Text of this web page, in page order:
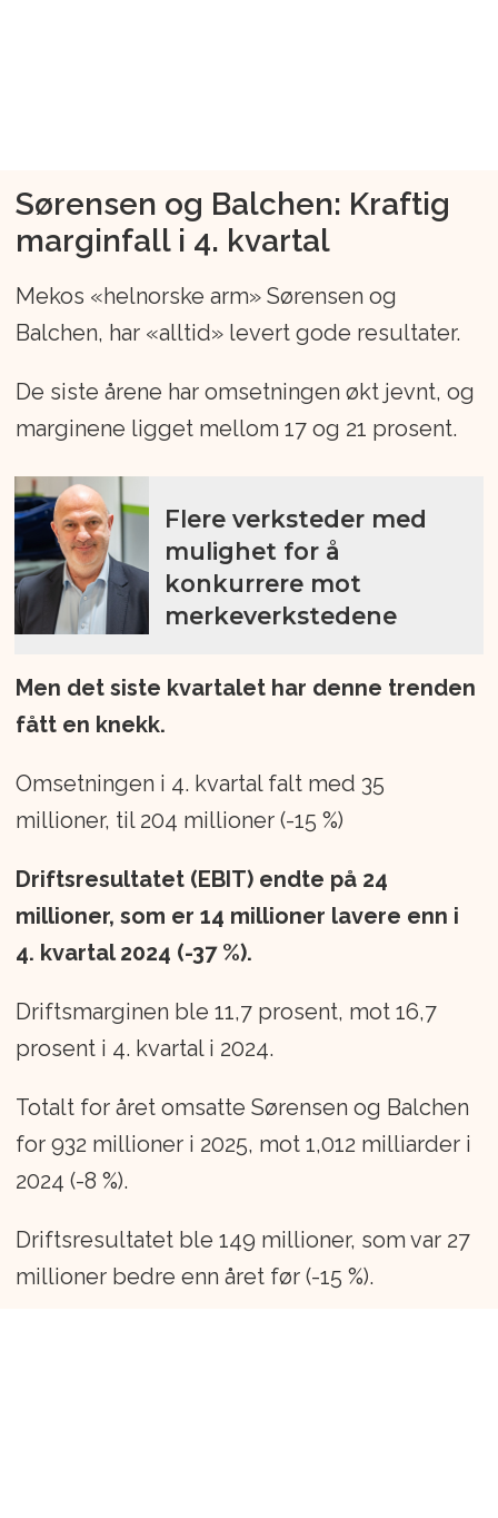
Sørensen og Balchen: Kraftig
marginfall i 4. kvartal
Mekos «helnorske arm» Sørensen og
Balchen, har «alltid» levert gode resultater.
De siste årene har omsetningen økt jevnt, og
marginene ligget mellom 17 og 21 prosent.
Flere verksteder med
mulighet for å
konkurrere mot
merkeverkstedene
Men det siste kvartalet har denne trenden
fått en knekk.
Omsetningen i 4. kvartal falt med 35
millioner, til 204 millioner (-15 %)
Driftsresultatet (EBIT) endte på 24
millioner, som er 14 millioner lavere enn i
4. kvartal 2024 (-37 %).
Driftsmarginen ble 11,7 prosent, mot 16,7
prosent i 4. kvartal i 2024.
Totalt for året omsatte Sørensen og Balchen
for 932 millioner i 2025, mot 1,012 milliarder i
2024 (-8 %).
Driftsresultatet ble 149 millioner, som var 27
millioner bedre enn året før (-15 %).